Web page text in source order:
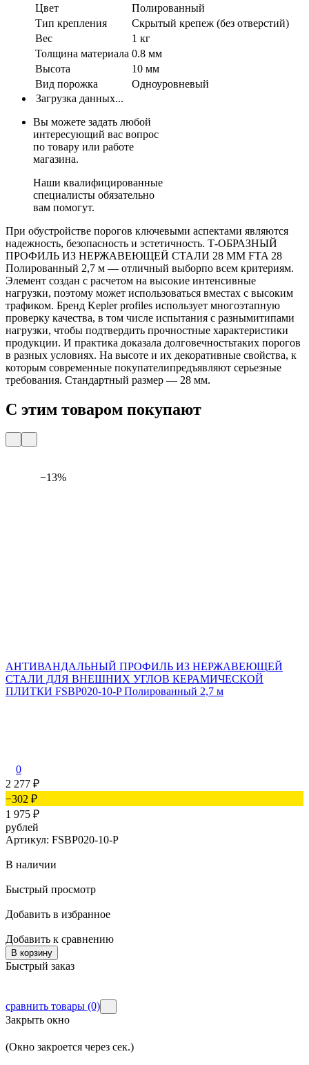
Цвет
Полированный
Тип крепления
Скрытый крепеж (без отверстий)
Вес
1 кг
Толщина материала 0.8 мм
Высота
10 мм
Вид порожка
Одноуровневый
Загрузка данных...
Вы можете задать любой
интересующий вас вопрос
по товару или работе
магазина.
Наши квалифицированные
специалисты обязательно
вам помогут.
При обустройстве порогов ключевыми аспектами являются
надежность, безопасность и эстетичность. Т-ОБРАЗНЫЙ
ПРОФИЛЬ ИЗ НЕРЖАВЕЮЩЕЙ СТАЛИ 28 ММ FTA 28
Полированный 2,7 м — отличный выборпо всем критериям.
Элемент создан с расчетом на высокие интенсивные
нагрузки, поэтому может использоваться вместах с высоким
трафиком. Бренд Kepler profiles использует многоэтапную
проверку качества, в том числе испытания с разнымитипами
нагрузки, чтобы подтвердить прочностные характеристики
продукции. И практика доказала долговечностьтаких порогов
в разных условиях. На высоте и их декоративные свойства, к
которым современные покупателипредъявляют серьезные
требования. Стандартный размер — 28 мм.
С этим товаром покупают
−13%
АНТИВАНДАЛЬНЫЙ ПРОФИЛЬ ИЗ НЕРЖАВЕЮЩЕЙ
СТАЛИ ДЛЯ ВНЕШНИХ УГЛОВ КЕРАМИЧЕСКОЙ
ПЛИТКИ FSBP020-10-P Полированный 2,7 м
0
2 277 ₽
−302 ₽
1 975 ₽
рублей
Артикул: FSBP020-10-P
В наличии
Быстрый просмотр
Добавить в избранное
Добавить к сравнению
В корзину
Быстрый заказ
сравнить товары (0)
Закрыть окно
(Окно закроется через сек.)